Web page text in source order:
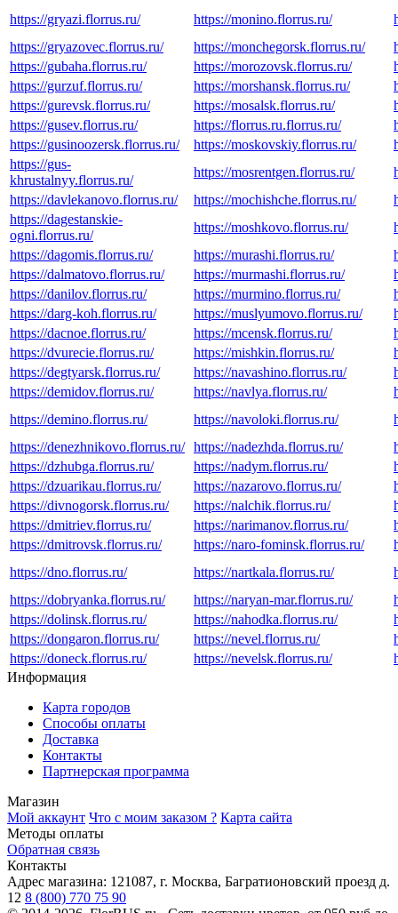
https://gryazi.florrus.ru/
https://monino.florrus.ru/
https://gryazovec.florrus.ru/
https://monchegorsk.florrus.ru/
https://gubaha.florrus.ru/
https://morozovsk.florrus.ru/
https://gurzuf.florrus.ru/
https://morshansk.florrus.ru/
https://gurevsk.florrus.ru/
https://mosalsk.florrus.ru/
https://gusev.florrus.ru/
https://florrus.ru.florrus.ru/
https://gusinoozersk.florrus.ru/
https://moskovskiy.florrus.ru/
https://gus-
khrustalnyy.florrus.ru/
https://mosrentgen.florrus.ru/
https://davlekanovo.florrus.ru/
https://mochishche.florrus.ru/
https://dagestanskie-
ogni.florrus.ru/
https://moshkovo.florrus.ru/
https://dagomis.florrus.ru/
https://murashi.florrus.ru/
https://dalmatovo.florrus.ru/
https://murmashi.florrus.ru/
https://danilov.florrus.ru/
https://murmino.florrus.ru/
https://darg-koh.florrus.ru/
https://muslyumovo.florrus.ru/
https://dacnoe.florrus.ru/
https://mcensk.florrus.ru/
https://dvurecie.florrus.ru/
https://mishkin.florrus.ru/
https://degtyarsk.florrus.ru/
https://navashino.florrus.ru/
https://demidov.florrus.ru/
https://navlya.florrus.ru/
https://demino.florrus.ru/
https://navoloki.florrus.ru/
https://denezhnikovo.florrus.ru/ https://nadezhda.florrus.ru/
https://dzhubga.florrus.ru/
https://nadym.florrus.ru/
https://dzuarikau.florrus.ru/
https://nazarovo.florrus.ru/
https://divnogorsk.florrus.ru/
https://nalchik.florrus.ru/
https://dmitriev.florrus.ru/
https://narimanov.florrus.ru/
https://dmitrovsk.florrus.ru/
https://naro-fominsk.florrus.ru/
https://dno.florrus.ru/
https://nartkala.florrus.ru/
https://dobryanka.florrus.ru/
https://naryan-mar.florrus.ru/
https://dolinsk.florrus.ru/
https://nahodka.florrus.ru/
https://dongaron.florrus.ru/
https://nevel.florrus.ru/
https://doneck.florrus.ru/
https://nevelsk.florrus.ru/
Информация
Карта городов
Способы оплаты
Доставка
Контакты
Партнерская программа
Магазин
Мой аккаунт Что с моим заказом ? Карта сайта
Методы оплаты
Обратная связь
Контакты
Адрес магазина: 121087, г. Москва, Багратионовский проезд д.
12 8 (800) 770 75 90